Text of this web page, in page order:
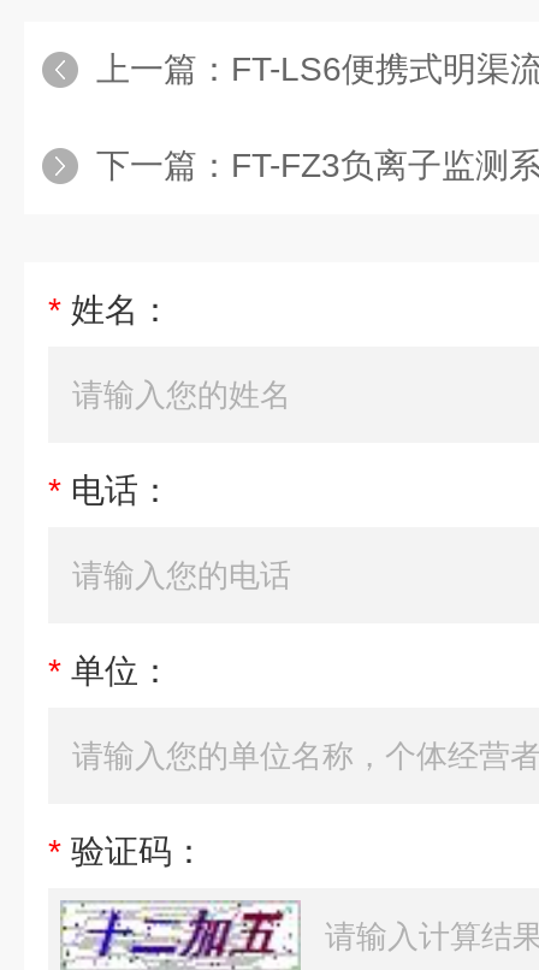
上一篇： FT-LS6便携式明渠
下一篇： FT-FZ3负离子监测
* 姓名：
* 电话：
* 单位：
* 验证码：